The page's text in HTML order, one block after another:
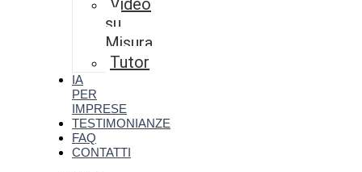
Video
su
Misura
Tutor
IA
PER
IMPRESE
TESTIMONIANZE
FAQ
CONTATTI